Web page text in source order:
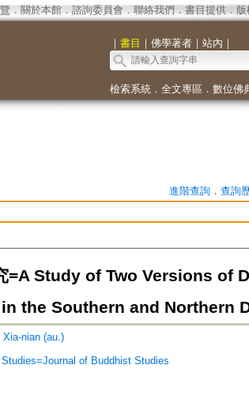
． 關於本館． 諮詢委員會． 聯絡我們 ． 書目提供．
｜ 書目 ｜ 佛學著者｜ 站內 ｜
檢索系統． 全文專區 ． 數位佛
進階查詢． 查詢
=A Study of Two Versions of
the Southern and Northern
nian (au.)
of Buddhist Studies